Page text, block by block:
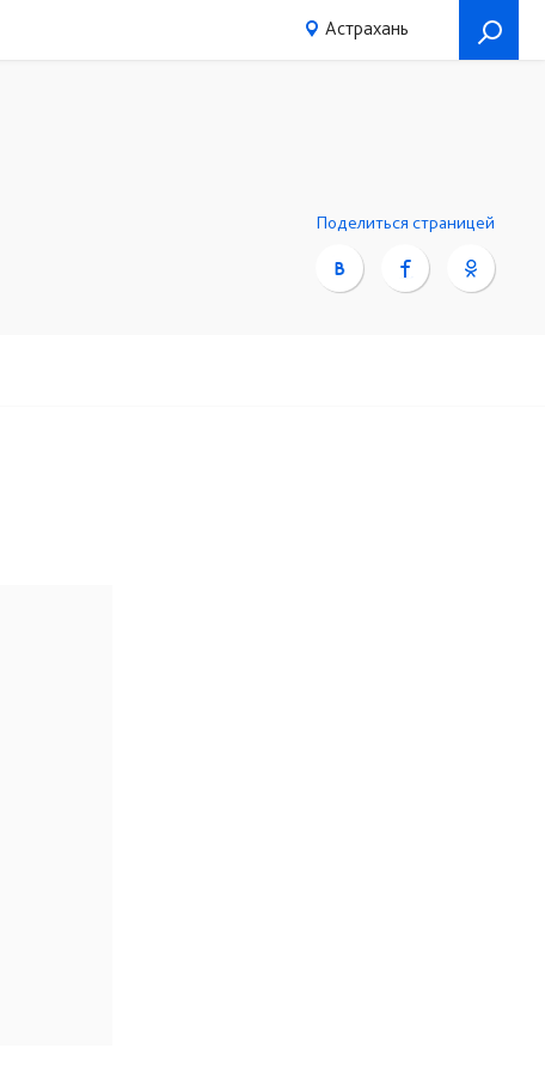
Астрахань
Поделиться страницей